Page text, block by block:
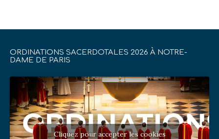
ORDINATIONS SACERDOTALES 2026 À NOTRE-
DAME DE PARIS
Cliquez pour accepter les cookies